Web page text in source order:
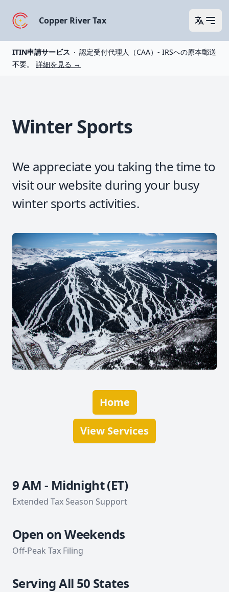
Copper River Tax
ITIN申請サービス
認定受付代理人（CAA）- IRSへの原本郵送
不要。 詳細を見る →
Winter Sports
We appreciate you taking the time to
visit our website during your busy
winter sports activities.
Home
View Services
Extended Tax Season Support
9 AM - Midnight (ET)
Off-Peak Tax Filing
Open on Weekends
Serving All 50 States